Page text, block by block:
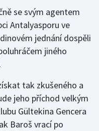
se svým agentem
Antalyasporu ve
jednání dospěli
jiného
tak zkušeného a
jeho příchod velkým
Gültekina Gencera
Baroš vrací po